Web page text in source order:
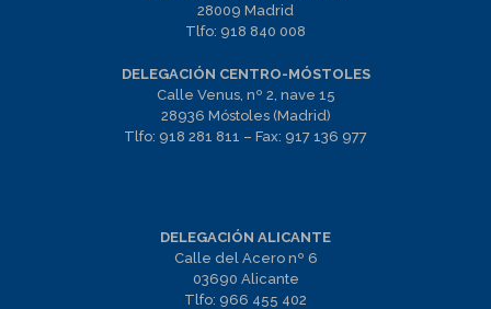
28009 Madrid
Tlfo: 918 840 008
DELEGACIÓN CENTRO-MÓSTOLES
Calle Venus, nº 2, nave 15
28936 Móstoles (Madrid)
Tlfo: 918 281 811 – Fax: 917 136 977
DELEGACIÓN ALICANTE
Calle del Acero nº 6
03690 Alicante
Tlfo: 966 455 402